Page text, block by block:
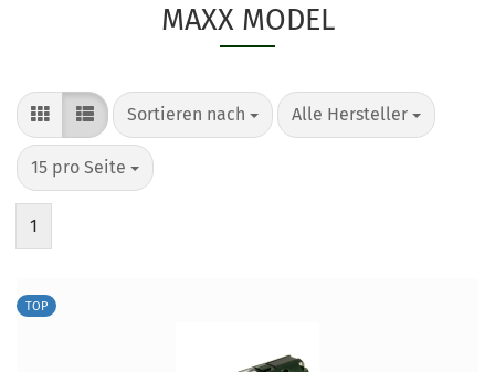
MAXX MODEL
Sortieren nach
Sortieren nach Alle Hersteller
pro Seite
15 pro Seite
pro Seite
1
TOP